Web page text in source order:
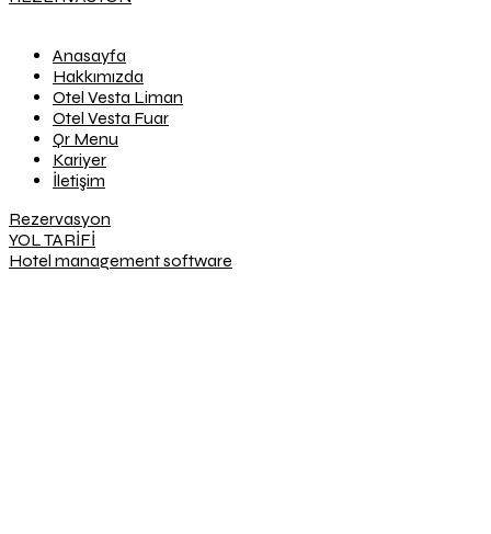
Anasayfa
Hakkımızda
Otel Vesta Liman
Otel Vesta Fuar
Qr Menu
Kariyer
İletişim
Rezervasyon
YOL TARİFİ
Hotel management software